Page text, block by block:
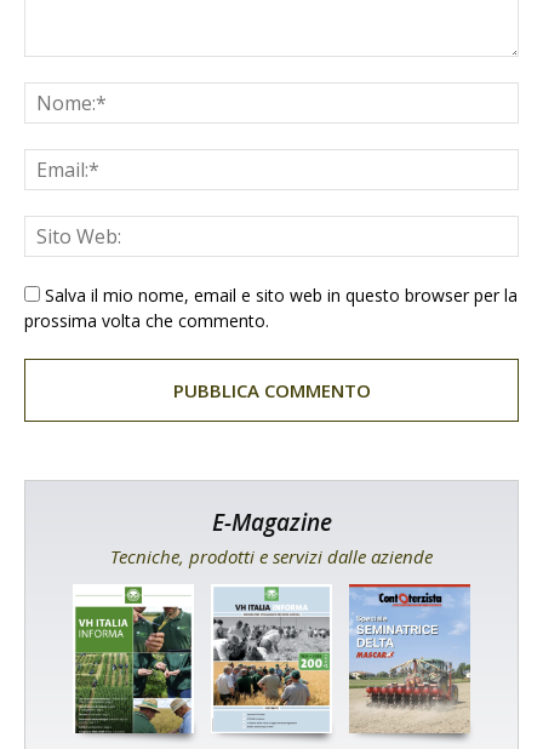
Salva il mio nome, email e sito web in questo browser per la
prossima volta che commento.
E-Magazine
Tecniche, prodotti e servizi dalle aziende